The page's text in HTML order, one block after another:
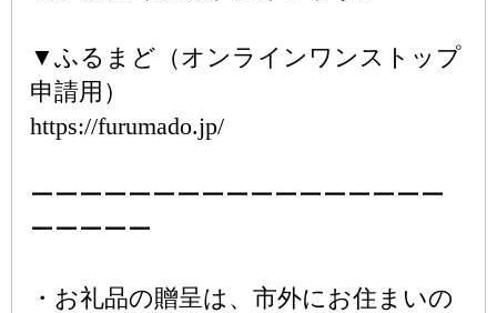
▼ふるまど（オンラインワンストップ
申請用）
https://furumado.jp/
ーーーーーーーーーーーーーーーーー
ーーーーー
・お礼品の贈呈は、市外にお住まいの